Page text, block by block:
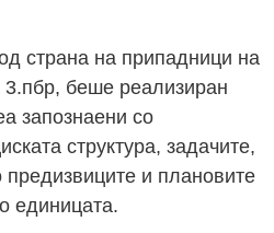
страна на припадници на
беше реализиран
запознаени со
структура, задачите,
предизвиците и плановите
единицата.